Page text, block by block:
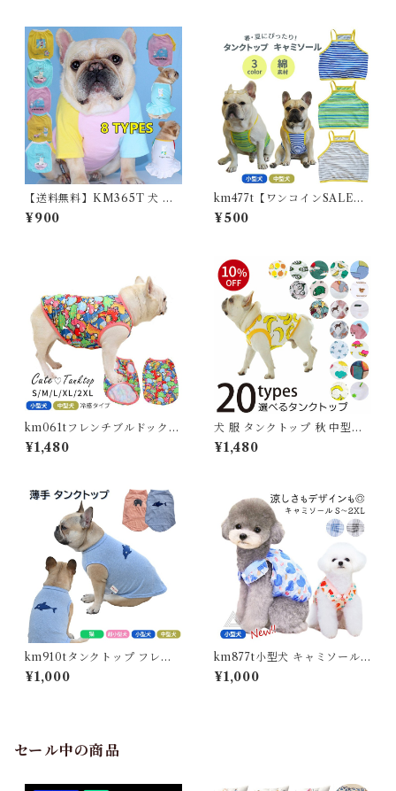
【送料無料】KM365T 犬 春
夏服 中型犬 フレンチブルドッ
グ フレブル タンクトップ キャ
¥900
km477t【ワンコインSALE、
返品交換不可】犬 フレンチブ
ルドッグ 春夏 キャミソール タ
ク服 フレブル ボーダー コット
ン 綿 春 通気性 伸縮性 おしゃ
れ おすすめ 可愛い 犬 服 ドッ
グウェア 小型犬 ペット服 KM
477T
¥500
km061tフレンチブルドック
犬服 冷感 ひんやり クールウェ
ア 夏服 春 夏 タンクトップ 可
ブル 伸縮性 犬服 ドッグウェア
ペット服 かわいい服 おしゃれ
トイプードル トイプー チワワ
ダックス 袖なし 子犬 服 柄K
M061T
¥1,480
犬 服 タンクトップ 秋 中型犬
フレンチブルドッグ フレブル
おしゃれ かわいい 総柄 イラス
¥1,480
km910tタンクトップ フレン
チブルドック フレブル ペット
服 夏 シンプル 薄手 伸縮性 ペ
ードル ブルー ピンクKM91
¥1,000
km877t小型犬 キャミソール
可愛い スカート ハート柄 トイ
プードル チワワ マルチーズ ポ
¥1,000
セール中の商品